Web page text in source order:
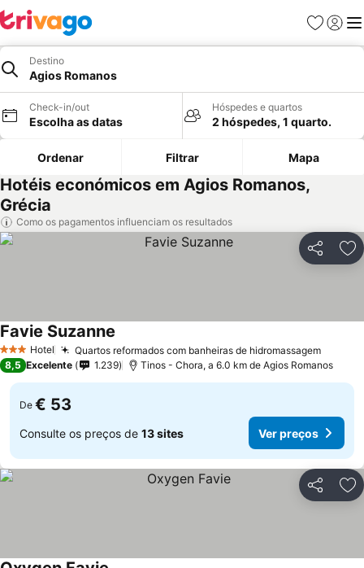
Favoritos
Iniciar
Destino
Agios Romanos
Check-in/out
Escolha as datas
Hóspedes e quartos
2 hóspedes, 1 quarto.
Ordenar Filtrar Mapa
Hotéis económicos em Agios Romanos,
Grécia
Como os pagamentos influenciam os resultados
Partilhar
3 EstrelasHotel Quartos reformados com banheiras de hidromassagem
Favie Suzanne
8,5 Excelente 1.239 Tinos - Chora, a 6.0 km de Agios Romanos
De € 53
Consulte os preços de 13 sites Ver preços
Partilhar